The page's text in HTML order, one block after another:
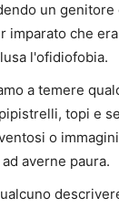
un
che
l'ofidiofobia.
a temere
topi e
o
averne paura.